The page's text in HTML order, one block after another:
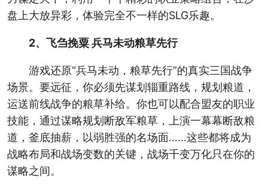
盘上大放异彩，体验完全不一样的SLG乐趣。
2、飞刍挽粟 兵马未动粮草先行
游戏还原“兵马未动，粮草先行”的真实三国战争
场景。要远征，你必须先谋划辎重路线，规划粮道，
运送前线战争的粮草补给。你也可以配合盟友的职业
技能，通过谋略规划断敌军粮草，上演一幕幕断敌粮
道，釜底抽薪，以弱胜强的名场面……这些都将成为
战略布局和战场变数的关键，战场千变万化只在你的
谋略之间。